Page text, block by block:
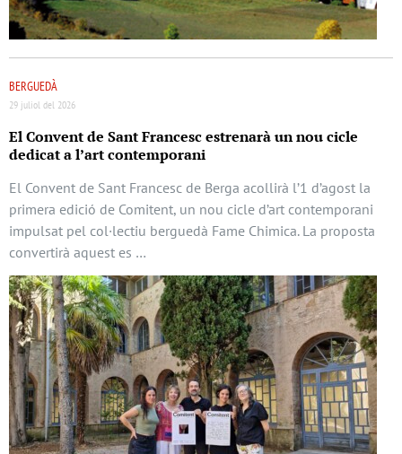
BERGUEDÀ
29 juliol del 2026
El Convent de Sant Francesc estrenarà un nou cicle
dedicat a l’art contemporani
El Convent de Sant Francesc de Berga acollirà l’1 d’agost la
primera edició de Comitent, un nou cicle d’art contemporani
impulsat pel col·lectiu berguedà Fame Chimica. La proposta
convertirà aquest es …